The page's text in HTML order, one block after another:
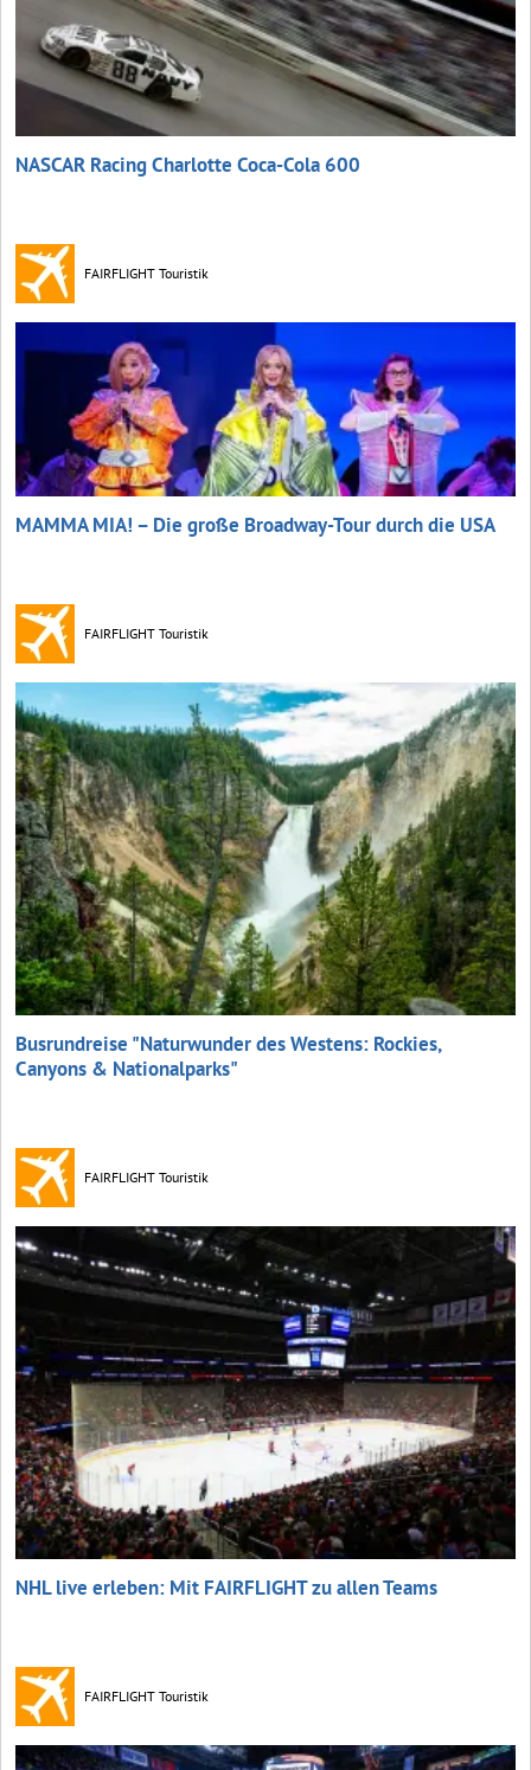
NASCAR Racing Charlotte Coca‑Cola 600
FAIRFLIGHT Touristik
MAMMA MIA! – Die große Broadway-Tour durch die USA
FAIRFLIGHT Touristik
Busrundreise "Naturwunder des Westens: Rockies,
Canyons & Nationalparks"
FAIRFLIGHT Touristik
NHL live erleben: Mit FAIRFLIGHT zu allen Teams
FAIRFLIGHT Touristik